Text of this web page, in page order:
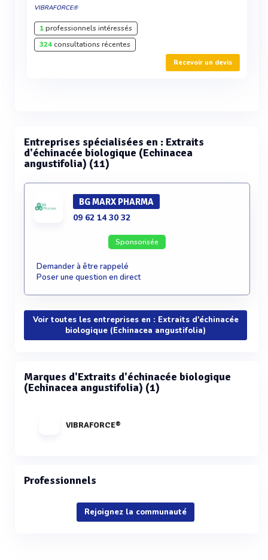
VIBRAFORCE®
1professionnels intéressés
324consultations récentes
Recevoir un devis
Entreprises spécialisées en : Extraits
d'échinacée biologique (Echinacea
angustifolia) (11)
BG MARX PHARMA
09 62 14 30 32
Sponsorisée
Demander à être rappelé
Poser une question en direct
Voir toutes les entreprises en : Extraits d'échinacée
biologique (Echinacea angustifolia)
Marques d'Extraits d'échinacée biologique
(Echinacea angustifolia) (1)
VIBRAFORCE®
Professionnels
Rejoignez la communauté